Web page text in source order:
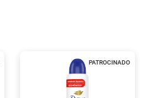
PATROCINADO